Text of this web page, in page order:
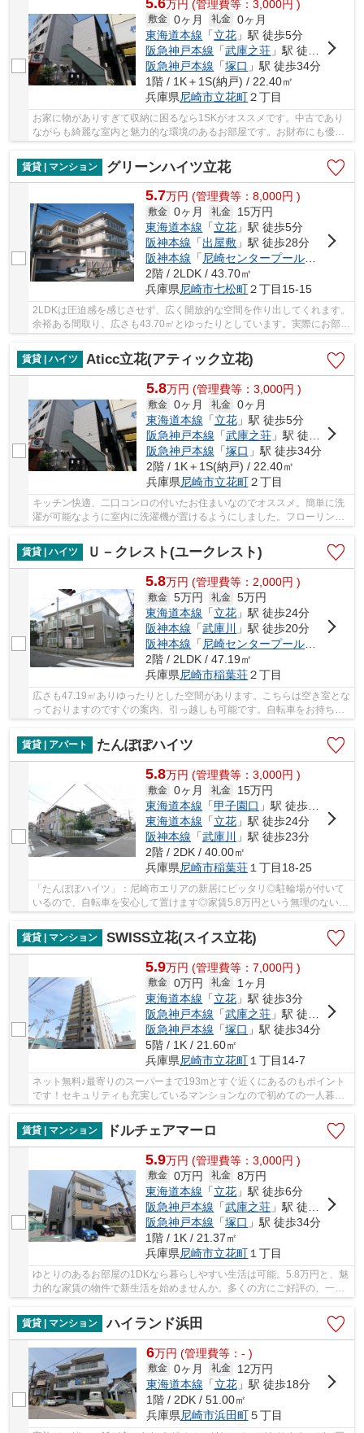
万円 (管理費等：3,000円 )
敷金 0ヶ月 礼金 0ヶ月
東海道本線 「立花 」駅 徒歩5分
阪急神戸本線 「武庫之荘 」駅 徒歩20分
阪急神戸本線 「塚口 」駅 徒歩34分
1階 / 1K＋1S(納戸) / 22.40㎡
兵庫県尼崎市立花町２丁目
お家に物がありすぎて収納に困るなら1SKがオススメです。中古であり
ながらも綺麗な室内と魅力的な環境のあるお部屋です。お財布にも優し
い、照明要らずの明るい物件となっています。快...
賃貸 | マンション
グリーンハイツ立花
5.7万円 (管理費等：8,000円 )
敷金 0ヶ月 礼金
15万円
東海道本線 「立花 」駅 徒歩5分
阪神本線 「出屋敷 」駅 徒歩28分
阪神本線 「尼崎センタープール前
2階 / 2LDK / 43.70㎡
兵庫県尼崎市七松町２丁目15-15
2LDKは圧迫感を感じさせず、広く開放的な空間を作り出してくれます。
余裕ある間取り、広さも43.70㎡とゆったりとしています。実際にお部屋
賃貸 | ハイツ
Aticc立花(アティック立花)
5.8万円 (管理費等：3,000円 )
敷金 0ヶ月 礼金 0ヶ月
東海道本線 「立花」駅 徒歩5分
阪急神戸本線 「武庫之荘」駅 徒歩20分
阪急神戸本線 「塚口 」駅 徒歩34分
2階 / 1K＋1S(納戸) / 22.40㎡
兵庫県尼崎市立花町２丁目
キッチン快適、二口コンロの付いたお住まいなのでオススメ。簡単に洗
濯が可能なように室内に洗濯機が置けるようにしました。フローリング
賃貸 | ハイツ
Ｕ－クレスト(ユークレスト)
5.8万円 (管理費等：2,000円 )
敷金 5万円 礼金 5万円
東海道本線 「立花 」駅 徒歩24分
阪神本線 「武庫川
」駅 徒歩20分
阪神本線 「 尼崎センタープール前
2階 / 2LDK / 47.19㎡
兵庫県尼崎市稲葉荘２丁目
広さも47.19㎡ありゆったりとした空間があります。こちらは空き室とな
っておりますのですぐの案内、引っ越しも可能です。自転車をお持ちの
賃貸 | アパート
たんぽぽハイツ
5.8万円 (管理費等：3,000円 )
敷金 0ヶ月 礼金
15万円
東海道本線 「甲子園口 」駅 徒歩21分
東海道本線 「立花 」駅 徒歩24分
阪神本線 「武庫川
」駅 徒歩23分
2階 / 2DK / 40.00㎡
兵庫県尼崎市稲葉荘 １丁目18-25
「たんぽぽハイツ」：尼崎市エリアの新居にピッタリ◎駐輪場が付いて
いるので、自転車を安心して置けます◎家賃5.8万円という無理のない価
賃貸 | マンション
SWISS立花(スイス立花)
5.9万円 (管理費等：7,000円 )
敷金 0万円 礼金
1ヶ月
東海道本線 「立花 」駅 徒歩3分
阪急神戸本線 「武庫之荘 」駅 徒歩24分
阪急神戸本線 「塚口 」駅 徒歩34分
5階 / 1K / 21.60㎡
兵庫県尼崎市立花町 １丁目14-7
ネット無料♪最寄りのスーパーまで193mとすぐ近くにあるのもポイント
です！セキュリティも充実しているマンションなので初めての一人暮ら
しでも安心です！自慢の自転車はあるけど置き場...
賃貸 | マンション
ドルチェアマーロ
5.9万円 (管理費等：3,000円 )
敷金 0万円 礼金 8万円
東海道本線 「立花 」駅 徒歩6分
阪急神戸本線 「武庫之荘 」駅 徒歩31分
阪急神戸本線 「塚口 」駅 徒歩34分
1階 / 1K / 21.37㎡
兵庫県尼崎市立花町 １丁目
ゆとりのあるお部屋の1DKなら暮らしやすい生活は可能。5.8万円と、魅
力的な家賃の物件で新生活を始めませんか。多くの方にご好評の、一押
しのバルコニー物件となっています。契約のみ...
賃貸 | マンション
ハイランド浜田
6万円 (管理費等：- )
敷金 0ヶ月 礼金
12万円
東海道本線 「立花」駅 徒歩18分
1階 / 2DK / 51.00㎡
兵庫県尼崎市浜田町５丁目